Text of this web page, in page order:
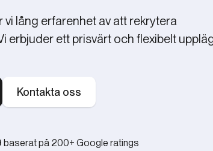
vi lång erfarenhet av att rekrytera
erbjuder ett prisvärt och flexibelt
Kontakta oss
baserat på 200+ Google ratings